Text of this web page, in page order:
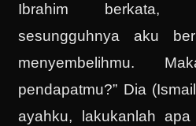
Ibrahim berkata,
sesungguhnya aku
menyembelihmu.
pendapatmu?” Dia
ayahku, lakukanlah